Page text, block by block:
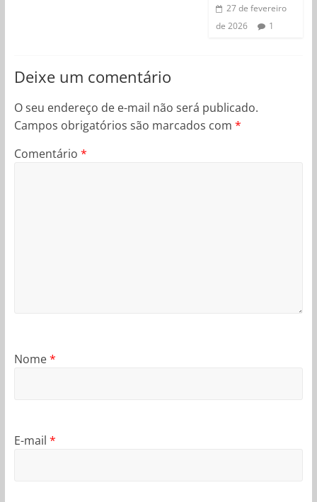
27 de fevereiro
de 2026
1
Deixe um comentário
O seu endereço de e-mail não será publicado.
Campos obrigatórios são marcados com *
Comentário *
Nome*
E-mail *